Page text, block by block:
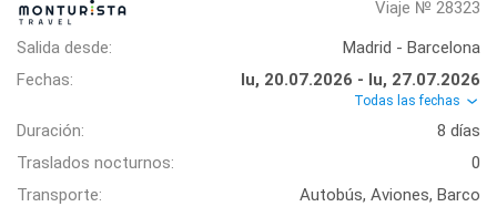
Viaje № 28323
Salida desde:
Madrid - Barcelona
Fechas:
lu, 20.07.2026 - lu, 27.07.2026
Todas las fechas
Duración:
8 días
Traslados nocturnos:
0
Transporte:
Autobús, Aviones, Barco